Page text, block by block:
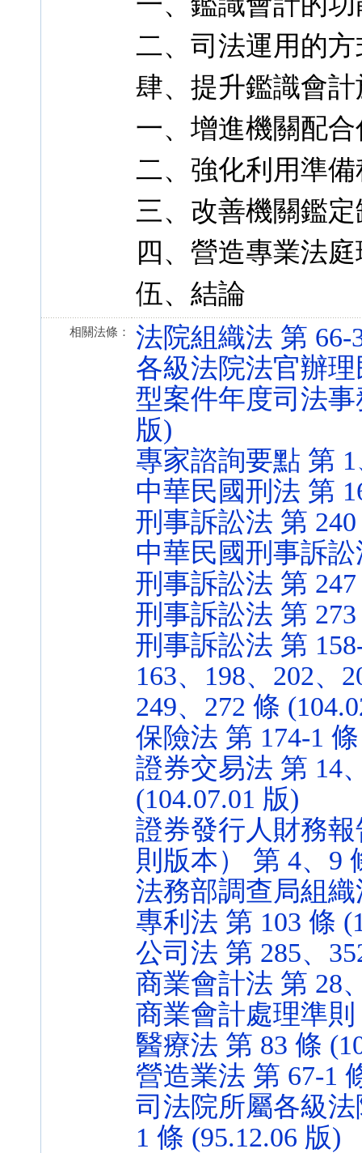
二、司法運用的方
肆、提升鑑識會
一、增進機關配
二、強化利用準
三、改善機關鑑
四、營造專業法
伍、結論
相關法條：
法院組織法 第 66-
各級法院法官辦
型案件年度司法事
版)
專家諮詢要點 第 1
中華民國刑法 第
刑事訴訟法 第
中華民國刑事訴訟
刑事訴訟法 第
刑事訴訟法 第
刑事訴訟法 第
163、198、202、
249、272 條
保險法 第 174-1
證券交易法 第 14
(104.07.01 版)
證券發行人財務
則版本） 第 4、9
法務部調查局組織
專利法 第 103 條
公司法 第 285、
商業會計法 第 28
商業會計處理準則
醫療法 第 83 條
營造業法 第 67-1
司法院所屬各級
1 條 (95.12.06 版)